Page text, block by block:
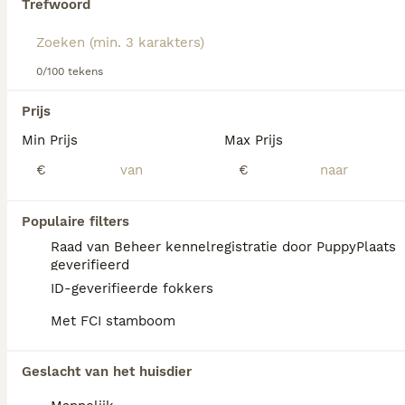
Trefwoord
0/100 tekens
Prijs
Min Prijs
€
Max Prijs
€
Populaire filters
Raad van Beheer kennelregistratie door PuppyPlaats
geverifieerd
ID-geverifieerde fokkers
Met FCI stamboom
Geslacht van het huisdier
We hebben 0 Chinese Naakthond Pups te
Als je toekomstige resultaten wil zien voor deze
exacte zoekopdracht, sla dan je zoekopdracht op en
vind jouw perfecte hond:
Zoekopdracht bewaren
FAQ's
Zijn Chinese naakthonden
geschikte gezinshonden?
Chinese Cresteds zijn vrolijke, sociale